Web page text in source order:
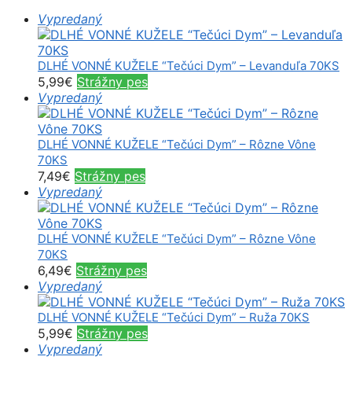
Vypredaný
DLHÉ VONNÉ KUŽELE “Tečúci Dym” – Levanduľa 70KS
5,99€ Strážny pes
Vypredaný
DLHÉ VONNÉ KUŽELE “Tečúci Dym” – Rôzne Vône
70KS
7,49€ Strážny pes
Vypredaný
DLHÉ VONNÉ KUŽELE “Tečúci Dym” – Rôzne Vône
70KS
6,49€ Strážny pes
Vypredaný
DLHÉ VONNÉ KUŽELE “Tečúci Dym” – Ruža 70KS
5,99€ Strážny pes
Vypredaný